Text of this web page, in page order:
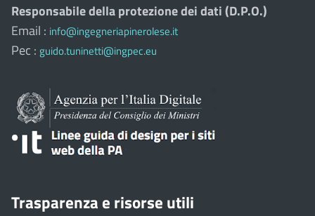
Responsabile della protezione dei dati (D.P.O.)
Email : info@ingegneriapinerolese.it
Pec : guido.tuninetti@ingpec.eu
Trasparenza e risorse utili